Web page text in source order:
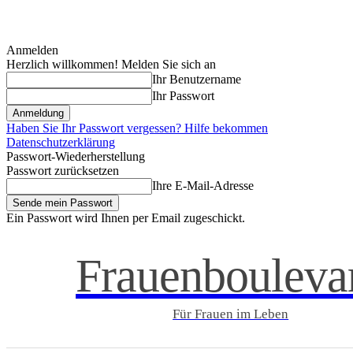
Anmelden
Herzlich willkommen! Melden Sie sich an
Ihr Benutzername
Ihr Passwort
Haben Sie Ihr Passwort vergessen? Hilfe bekommen
Datenschutzerklärung
Passwort-Wiederherstellung
Passwort zurücksetzen
Ihre E-Mail-Adresse
Ein Passwort wird Ihnen per Email zugeschickt.
Für Frauen im Leben